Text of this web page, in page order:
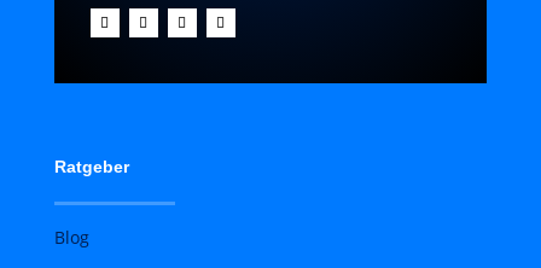
Ratgeber
Blog